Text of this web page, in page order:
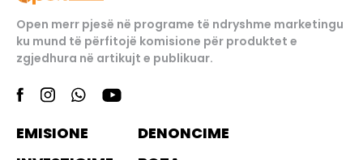
Open merr pjesë në programe të ndryshme marketingu
ku mund të përfitojë komisione për produktet e
zgjedhura në artikujt e publikuar.
EMISIONE
DENONCIME